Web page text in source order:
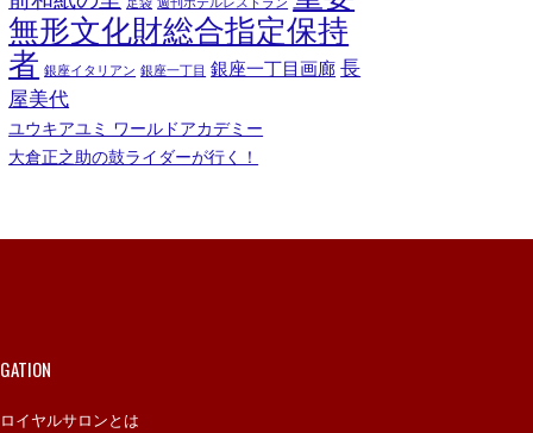
無形文化財総合指定保持
者 銀座イタリアン 銀座一丁目 銀座一丁目画廊 長
屋美代
ユウキアユミ ワールドアカデミー
大倉正之助の鼓ライダーが行く！
イヤルサロンとは